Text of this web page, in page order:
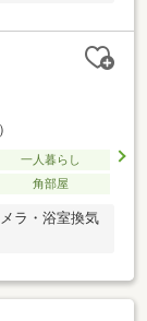
一人暮らし
角部屋
ラ・浴室換気